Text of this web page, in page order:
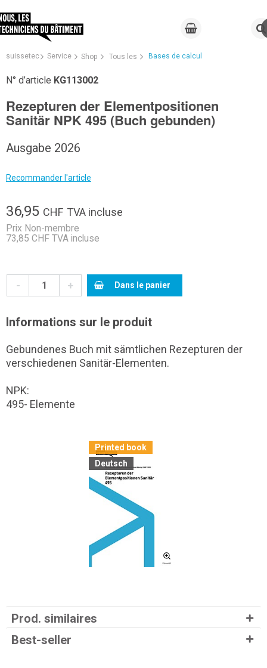
suissetec Service Shop Tous les Bases de calcul
N° d’article KG113002
Rezepturen der Elementpositionen
Sanitär NPK 495 (Buch gebunden)
Ausgabe 2026
Recommander l'article
36,95 CHF TVA incluse
Prix Non-membre
73,85 CHF TVA incluse
- + Dans le panier
Informations sur le produit
Gebundenes Buch mit sämtlichen Rezepturen der
verschiedenen Sanitär-Elementen.
NPK:
495- Elemente
Printed book
Deutsch
Prod. similaires
Best-seller